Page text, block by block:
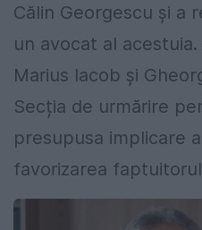
Călin Georgescu și a
un avocat al
Marius Iacob și
Secția de urmărire
presupusa implicare
favorizarea